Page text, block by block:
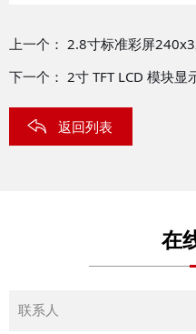
上一个： 2.8寸标准彩屏240x320
下一个： 2寸 TFT LCD 模块显示屏
返回列表
在